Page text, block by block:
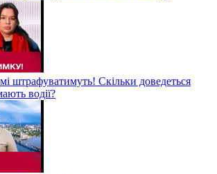
штрафуватимуть! Скільки доведеться
водії?